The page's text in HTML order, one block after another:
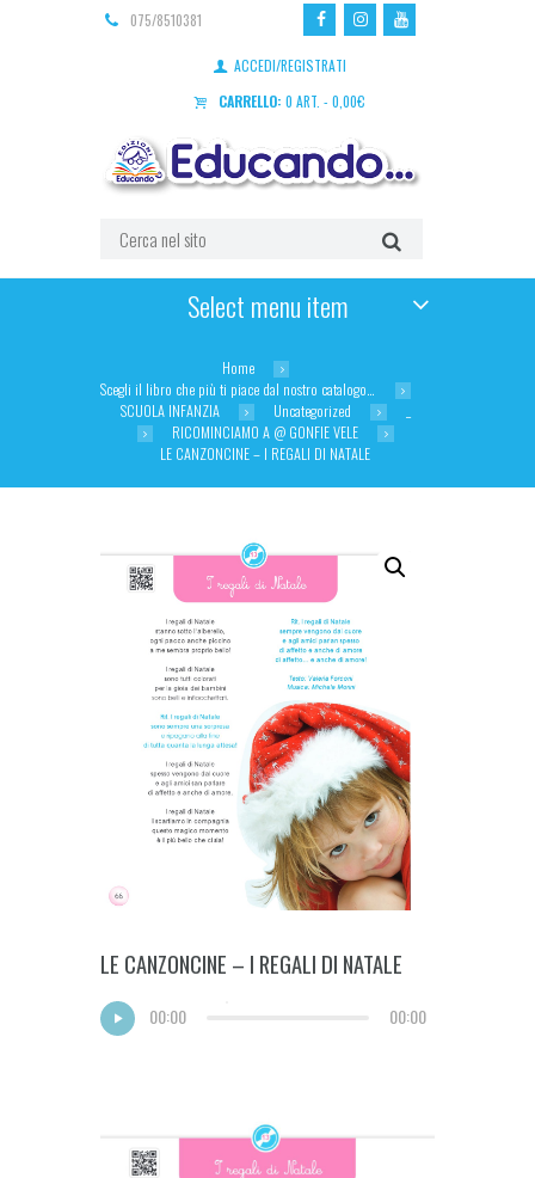
075/8510381
ACCEDI/REGISTRATI
CARRELLO: 0 ART. - 0,00€
Select menu item
Home
Scegli il libro che più ti piace dal nostro catalogo…
SCUOLA INFANZIA
Uncategorized
RICOMINCIAMO A @ GONFIE VELE
LE CANZONCINE – I REGALI DI NATALE
LE CANZONCINE – I REGALI DI NATALE
00:00 00:00